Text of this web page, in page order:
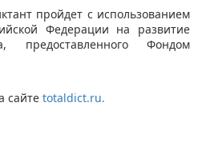
пройдет с использованием
Федерации на развитие
предоставленного Фондом
сайте totaldict.ru.